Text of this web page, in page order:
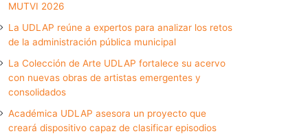
MUTVI 2026
La UDLAP reúne a expertos para analizar los retos
de la administración pública municipal
La Colección de Arte UDLAP fortalece su acervo
con nuevas obras de artistas emergentes y
consolidados
Académica UDLAP asesora un proyecto que
creará dispositivo capaz de clasificar episodios